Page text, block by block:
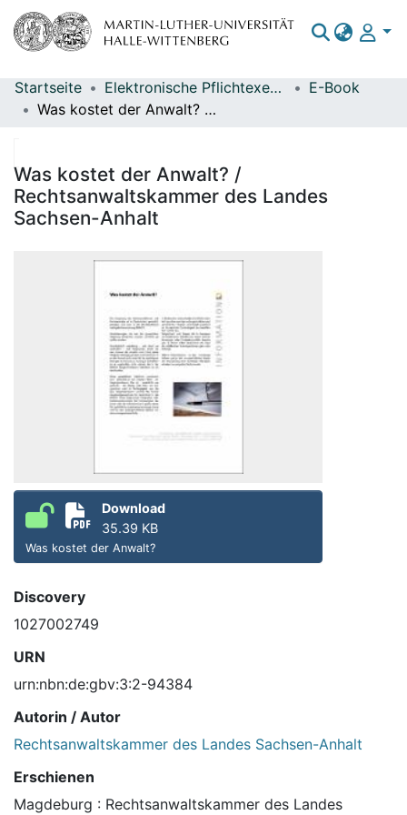
Bereiche & Sammlungen
Statistiken
Startseite Elektronische Pflichtexemplare
E-Book
Was kostet der Anwalt? / Rechtsanwaltskammer des Landes Sachsen-Anhalt
Was kostet der Anwalt? /
Rechtsanwaltskammer des Landes
Sachsen-Anhalt
Download
35.39 KB
Was kostet der Anwalt?
Discovery
1027002749
URN
urn:nbn:de:gbv:3:2-94384
Autorin / Autor
Rechtsanwaltskammer des Landes Sachsen-Anhalt
Erschienen
Magdeburg : Rechtsanwaltskammer des Landes